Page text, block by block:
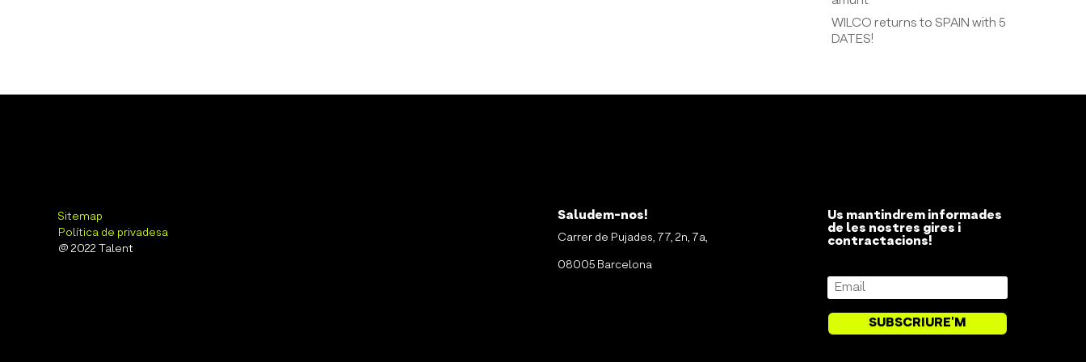
WILCO returns to SPAIN with 5
DATES!
Sitemap
Política de privadesa
@ 2022 Talent
Saludem-nos!
Carrer de Pujades, 77, 2n, 7a,
08005 Barcelona
Us mantindrem informades
de les nostres gires i
contractacions!
SUBSCRIURE'M